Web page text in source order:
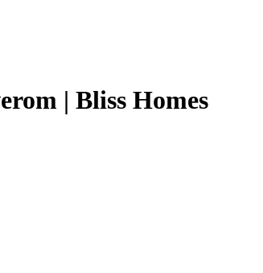
| Bliss Homes